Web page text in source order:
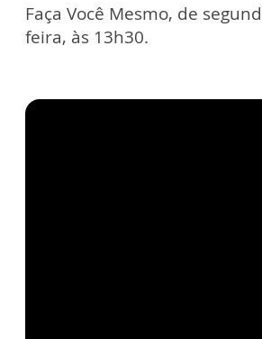
Faça Você Mesmo, de
feira, às 13h30.